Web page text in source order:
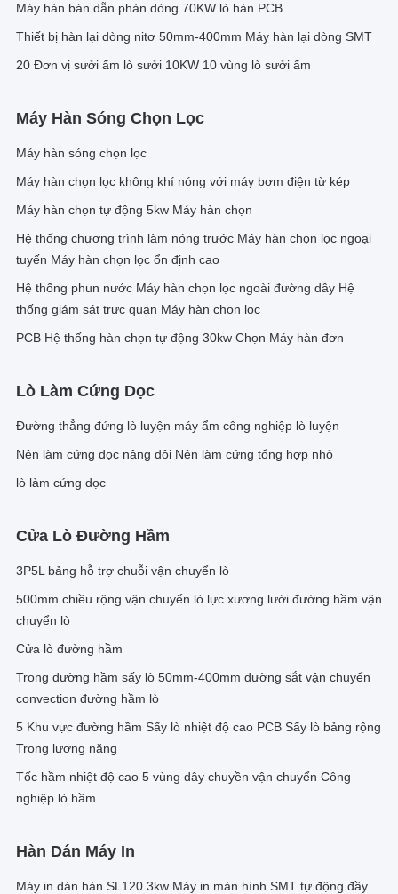
Máy hàn bán dẫn phản dòng 70KW lò hàn PCB
Thiết bị hàn lại dòng nitơ 50mm-400mm Máy hàn lại dòng SMT
20 Đơn vị sưởi ấm lò sưởi 10KW 10 vùng lò sưởi ấm
Máy Hàn Sóng Chọn Lọc
Máy hàn sóng chọn lọc
Máy hàn chọn lọc không khí nóng với máy bơm điện từ kép
Máy hàn chọn tự động 5kw Máy hàn chọn
Hệ thống chương trình làm nóng trước Máy hàn chọn lọc ngoại
tuyến Máy hàn chọn lọc ổn định cao
Hệ thống phun nước Máy hàn chọn lọc ngoài đường dây Hệ
thống giám sát trực quan Máy hàn chọn lọc
PCB Hệ thống hàn chọn tự động 30kw Chọn Máy hàn đơn
Lò Làm Cứng Dọc
Đường thẳng đứng lò luyện máy ẩm công nghiệp lò luyện
Nên làm cứng dọc nâng đôi Nên làm cứng tổng hợp nhỏ
lò làm cứng dọc
Cửa Lò Đường Hầm
3P5L bảng hỗ trợ chuỗi vận chuyển lò
500mm chiều rộng vận chuyển lò lực xương lưới đường hầm vận
chuyển lò
Cửa lò đường hầm
Trong đường hầm sấy lò 50mm-400mm đường sắt vận chuyển
convection đường hầm lò
5 Khu vực đường hầm Sấy lò nhiệt độ cao PCB Sấy lò bảng rộng
Trọng lượng nặng
Tốc hầm nhiệt độ cao 5 vùng dây chuyền vận chuyển Công
nghiệp lò hầm
Hàn Dán Máy In
Máy in dán hàn SL120 3kw Máy in màn hình SMT tự động đầy